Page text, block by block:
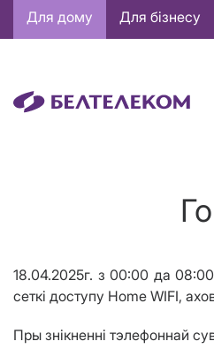
Основная
навигация
Для дому Для бізнесу
18.04.2025г. з 00:00 да
сеткі доступу Home WIFI,
Пры знікненні тэлефоннай